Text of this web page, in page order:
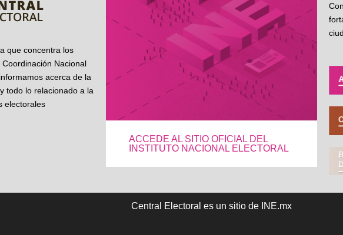
que concentra los
Nacional
acerca de la
todo lo relacionado a la
electorales
ACCEDE AL SITIO OFICIAL DEL
INSTITUTO NACIONAL ELECTORAL
Central Electoral es un sitio de INE.mx